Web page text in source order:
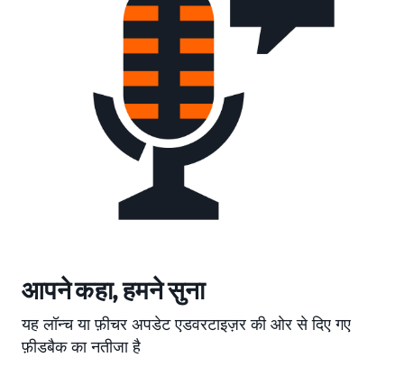
आपने कहा, हमने सुना
यह लॉन्च या फ़ीचर अपडेट एडवरटाइज़र की ओर से दिए गए
फ़ीडबैक का नतीजा है